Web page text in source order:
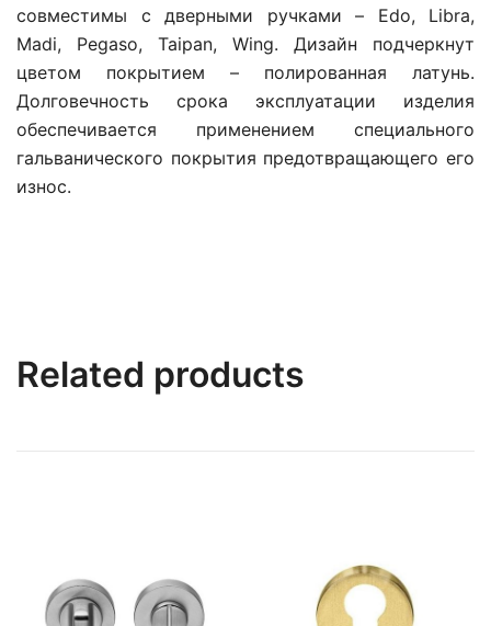
совместимы с дверными ручками – Edo, Libra,
Madi, Pegaso, Taipan, Wing. Дизайн подчеркнут
цветом покрытием – полированная латунь.
Долговечность срока эксплуатации изделия
обеспечивается применением специального
гальванического покрытия предотвращающего его
износ.
Related products